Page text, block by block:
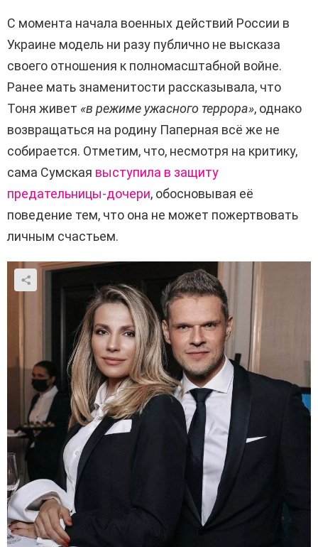
С момента начала военных действий России в
Украине модель ни разу публично не высказа
своего отношения к полномасштабной войне.
Ранее мать знаменитости рассказывала, что
Тоня живет «в режиме ужасного террора», однако
возвращаться на родину Паперная всё же не
собирается. Отметим, что, несмотря на критику,
сама Сумская выступила в защиту
предательницы-дочери, обосновывая её
поведение тем, что она не может пожертвовать
личным счастьем.